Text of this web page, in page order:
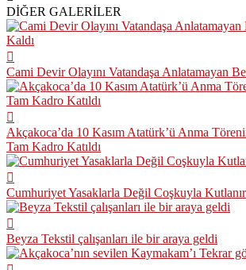
DİĞER GALERİLER
Cami Devir Olayını Vatandaşa Anlatamayan
Akçakoca’da 10 Kasım Atatürk’ü Anma
Tam Kadro Katıldı
Cumhuriyet Yasaklarla Değil Coşkuyla Kutlanır
Beyza Tekstil çalışanları ile bir araya geldi